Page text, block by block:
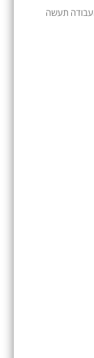
תעשה